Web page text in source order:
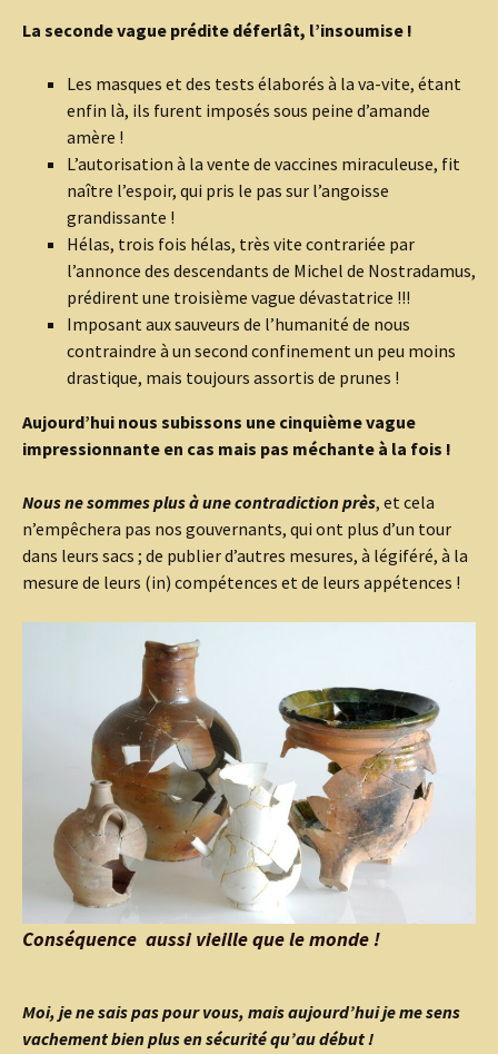
La seconde vague prédite déferlât, l’insoumise !
Les masques et des tests élaborés à la va-vite, étant
enfin là, ils furent imposés sous peine d’amande
amère !
L’autorisation à la vente de vaccines miraculeuse, fit
naître l’espoir, qui pris le pas sur l’angoisse
grandissante !
Hélas, trois fois hélas, très vite contrariée par
l’annonce des descendants de Michel de Nostradamus,
prédirent une troisième vague dévastatrice !!!
Imposant aux sauveurs de l’humanité de nous
contraindre à un second confinement un peu moins
drastique, mais toujours assortis de prunes !
Aujourd’hui nous subissons une cinquième vague
impressionnante en cas mais pas méchante à la fois !
Nous ne sommes plus à une contradiction près, et cela
n’empêchera pas nos gouvernants, qui ont plus d’un tour
dans leurs sacs ; de publier d’autres mesures, à légiféré, à la
mesure de leurs (in) compétences et de leurs appétences !
Conséquence aussi vieille que le monde !
Moi, je ne sais pas pour vous, mais aujourd’hui je me sens
vachement bien plus en sécurité qu’au début !